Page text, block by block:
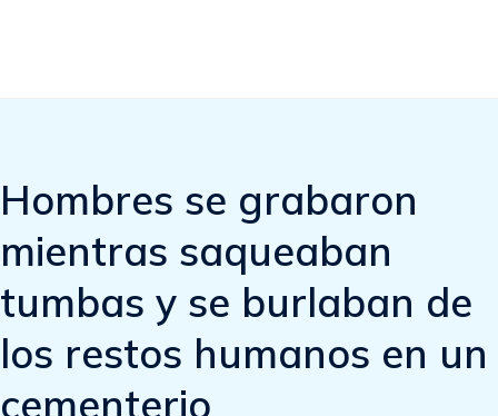
Hombres se grabaron
mientras saqueaban
tumbas y se burlaban de
los restos humanos en un
cementerio